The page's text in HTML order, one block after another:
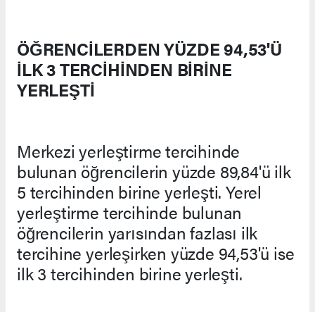
ÖĞRENCİLERDEN YÜZDE 94,53'Ü
İLK 3 TERCİHİNDEN BİRİNE
YERLEŞTİ
Merkezi yerleştirme tercihinde
bulunan öğrencilerin yüzde 89,84'ü ilk
5 tercihinden birine yerleşti. Yerel
yerleştirme tercihinde bulunan
öğrencilerin yarısından fazlası ilk
tercihine yerleşirken yüzde 94,53'ü ise
ilk 3 tercihinden birine yerleşti.